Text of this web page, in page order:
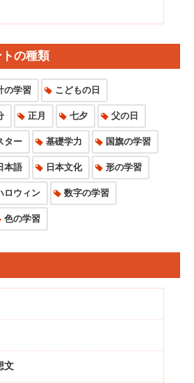
の種類
の学習 こどもの日
正月 七夕 父の日
ター 基礎学力 国旗の学習
本語 日本文化 形の学習
ロウィン 数字の学習
色の学習
文